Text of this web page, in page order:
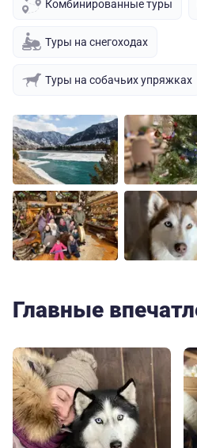
Комбинированные туры
Туры на снегоходах
Туры на собачьих упряжках
Главные